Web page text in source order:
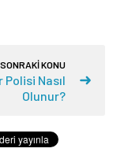
SONRAKİ KONU
Polisi Nasıl
Olunur?